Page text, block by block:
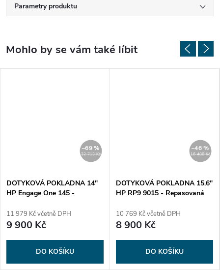
Parametry produktu
32 713 Kč
–69 %
DOTYKOVÁ POKLADNA 14"
HP Engage One 145 -
11 979 Kč včetně DPH
9 900 Kč
DO KOŠÍKU
16 486 Kč
–46 %
DOTYKOVÁ POKLADNA 15.6"
HP RP9 9015 - Repasovaná
10 769 Kč včetně DPH
8 900 Kč
DO KOŠÍKU